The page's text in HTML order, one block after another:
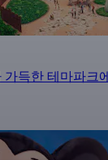
가득한 테마파크